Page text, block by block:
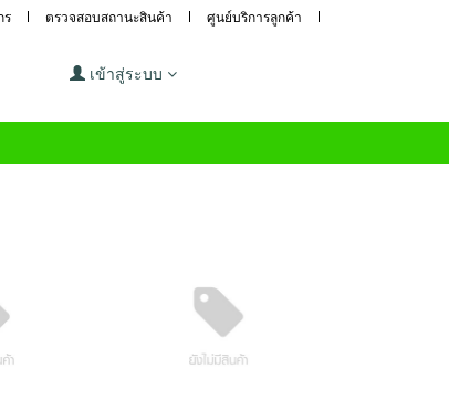
ร ตรวจสอบสถานะสินค้า ศูนย์บริการลูกค้า
เข้าสู่ระบบ